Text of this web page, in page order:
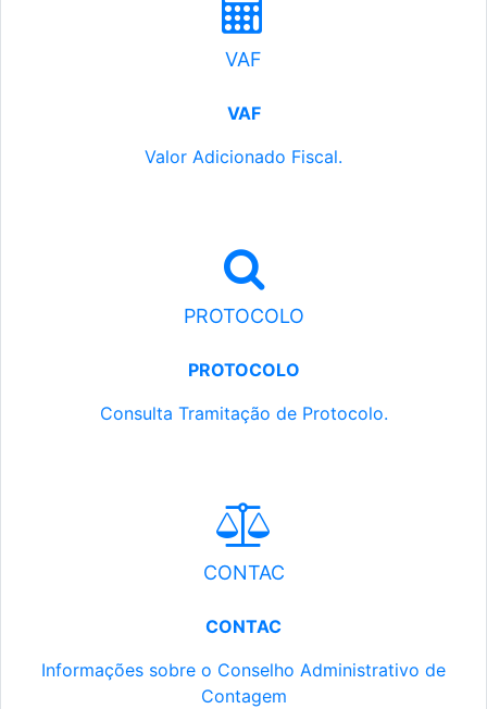
VAF
VAF
Valor Adicionado Fiscal.
PROTOCOLO
PROTOCOLO
Consulta Tramitação de Protocolo.
CONTAC
CONTAC
Informações sobre o Conselho Administrativo de
Contagem